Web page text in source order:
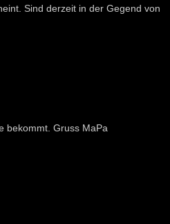
Sind derzeit in der Gegend von
bekommt. Gruss MaPa